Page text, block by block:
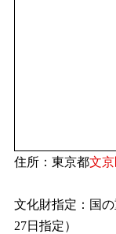
住所：東京都文
文化財指定：国
27日指定）